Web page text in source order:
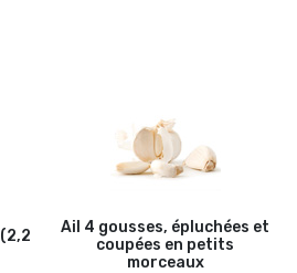
Ail 4 gousses, épluchées et
coupées en petits
morceaux